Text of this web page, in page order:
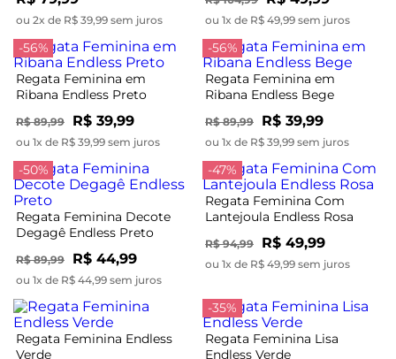
ou 2x de R$ 39,99 sem juros ou 1x de R$ 49,99 sem juros
-56%
Regata Feminina em
Ribana Endless Preto
R$ 89,99 R$ 39,99
ou 1x de R$ 39,99 sem juros
-56%
Regata Feminina em
Ribana Endless Bege
R$ 89,99 R$ 39,99
ou 1x de R$ 39,99 sem juros
-50%
Regata Feminina Decote
Degagê Endless Preto
R$ 89,99 R$ 44,99
ou 1x de R$ 44,99 sem juros
-47%
Regata Feminina Com
Lantejoula Endless Rosa
R$ 94,99 R$ 49,99
ou 1x de R$ 49,99 sem juros
Regata Feminina Endless
Verde
-35%
Regata Feminina Lisa
Endless Verde